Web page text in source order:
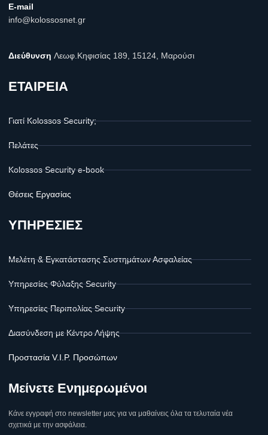
E-mail
info@kolossosnet.gr
Διεύθυνση Λεωφ.Κηφισίας 189, 15124, Μαρούσι
ΕΤΑΙΡΕΙΑ
Γιατί Kolossos Security;
Πελάτες
Kolossos Security e-book
Θέσεις Εργασίας
ΥΠΗΡΕΣΙΕΣ
Μελέτη & Εγκατάστασης Συστημάτων Ασφαλείας
Υπηρεσίες Φύλαξης Security
Υπηρεσίες Περιπολίας Security
Διασύνδεση με Κέντρο Λήψης
Προστασία V.I.P. Προσώπων
Μείνετε Ενημερωμένοι
Κάνε εγγραφή στο newsletter μας για να μαθαίνεις όλα τα τελυταία νέα
σχετικά με την ασφάλεια.